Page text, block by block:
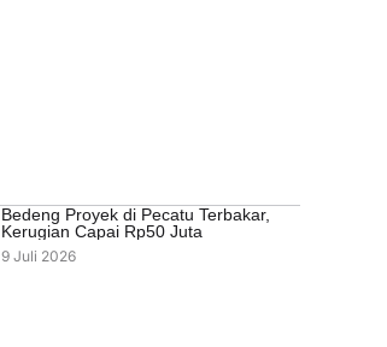
Bedeng Proyek di Pecatu Terbakar,
Kerugian Capai Rp50 Juta
9 Juli 2026